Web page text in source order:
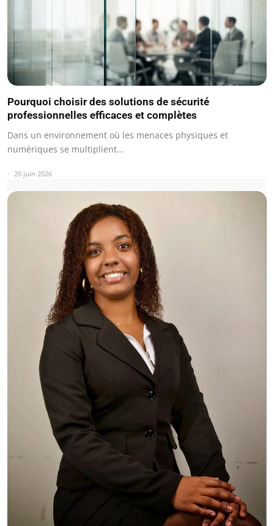
Pourquoi choisir des solutions de sécurité
professionnelles efficaces et complètes
Dans un environnement où les menaces physiques et
numériques se multiplient…
20 juin 2026